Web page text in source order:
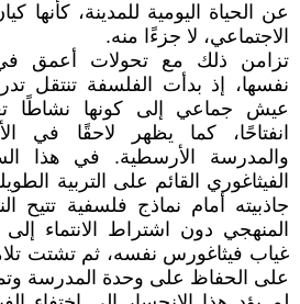
عن الحياة اليومية للمدينة، كأنها
الاجتماعي، لا جزءًا منه.
تزامن ذلك مع تحولات أعمق في
نفسها، إذ بدأت الفلسفة تنتقل
عيش جماعي إلى كونها نشاطًا
انفتاحًا، كما يظهر لاحقًا في
والمدرسة الأرسطية. في هذا
الفيثاغوري القائم على التربية
جاذبيته أمام نماذج فلسفية تتيح
المنهجي دون اشتراط الانتماء
غياب فيثاغورس نفسه، ثم تشتت
على الحفاظ على وحدة المدرسة